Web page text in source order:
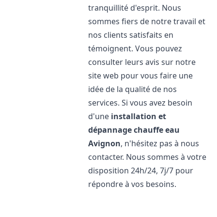
tranquillité d'esprit. Nous
sommes fiers de notre travail et
nos clients satisfaits en
témoignent. Vous pouvez
consulter leurs avis sur notre
site web pour vous faire une
idée de la qualité de nos
services. Si vous avez besoin
d'une installation et
dépannage chauffe eau
Avignon, n'hésitez pas à nous
contacter. Nous sommes à votre
disposition 24h/24, 7j/7 pour
répondre à vos besoins.